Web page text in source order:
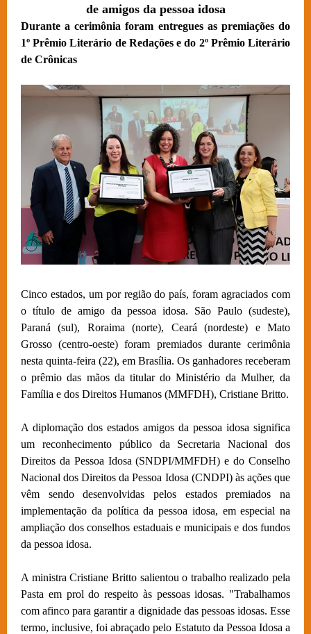
de amigos da pessoa idosa
Durante a cerimônia foram entregues as premiações do
1º Prêmio Literário de Redações e do 2º Prêmio Literário
de Crônicas
Cinco estados, um por região do país, foram agraciados com
o título de amigo da pessoa idosa. São Paulo (sudeste),
Paraná (sul), Roraima (norte), Ceará (nordeste) e Mato
Grosso (centro-oeste) foram premiados durante cerimônia
nesta quinta-feira (22), em Brasília. Os ganhadores receberam
o prêmio das mãos da titular do Ministério da Mulher, da
Família e dos Direitos Humanos (MMFDH), Cristiane Britto.
A diplomação dos estados amigos da pessoa idosa significa
um reconhecimento público da Secretaria Nacional dos
Direitos da Pessoa Idosa (SNDPI/MMFDH) e do Conselho
Nacional dos Direitos da Pessoa Idosa (CNDPI) às ações que
vêm sendo desenvolvidas pelos estados premiados na
implementação da política da pessoa idosa, em especial na
ampliação dos conselhos estaduais e municipais e dos fundos
da pessoa idosa.
A ministra Cristiane Britto salientou o trabalho realizado pela
Pasta em prol do respeito às pessoas idosas. "Trabalhamos
com afinco para garantir a dignidade das pessoas idosas. Esse
termo, inclusive, foi abraçado pelo Estatuto da Pessoa Idosa a